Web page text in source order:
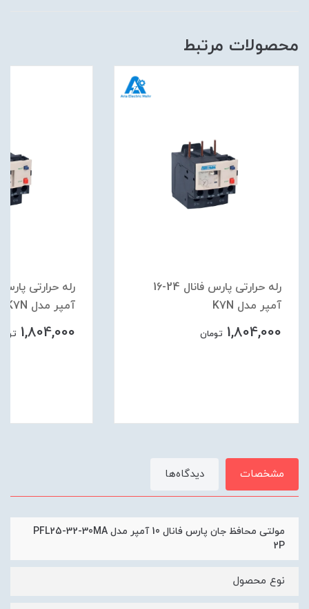
محصولات مرتبط
رله حرارتی پارس فانال 24-16
آمپر مدل K7N
1,804,000 تومان
آمپر مدل K7N
1,804,000
مشخصات دیدگاه‌ها
مولتی محافظ جان پارس فانال 10 آمپر مدل PFL25-32-30MA
2P
نوع محصول